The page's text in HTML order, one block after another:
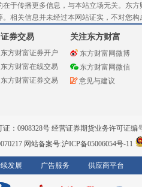
于传播更多信息，与本站立场无关。东
相关信息并未经过本网站证实，不对您
证券交易
东方财富证券开户
东方财富在线交易
东方财富证券交易
关注东方财富
东方财富网微博
东方财富网微信
意见与建议
：0908328号 经营证券期货业务许可证编
网站备案号:沪ICP备05006054号-11
发展 广告服务 供应商平台